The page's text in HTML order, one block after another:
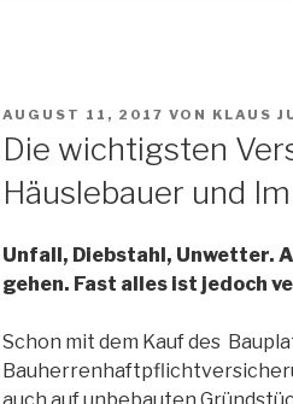
VERÖFFENTLICHT
AUGUST 11, 2017 VON KLAUS
Die wichtigsten
Häuslebauer und
Unfall, Diebstahl, Unwetter.
gehen. Fast alles ist jedoch
Schon mit dem Kauf des